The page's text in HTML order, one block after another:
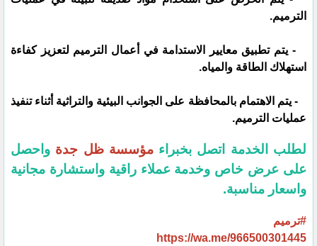
الترميم.
- يتم تطبيق معايير الاستدامة في أعمال الترميم لتعزيز كفاءة
استهلاك الطاقة والمياه.
- يتم الاهتمام بالمحافظة على الجوانب البيئية والتراثية أثناء تنفيذ
عمليات الترميم.
لطلب الخدمة اتصل بخبراءمؤسسة ظل جدة واحصل
على عرض خاص وخدمة عملاء راقية واستشارة مجانية
واسعار مناسبة.
#ترميم
https://wa.me/966500301445